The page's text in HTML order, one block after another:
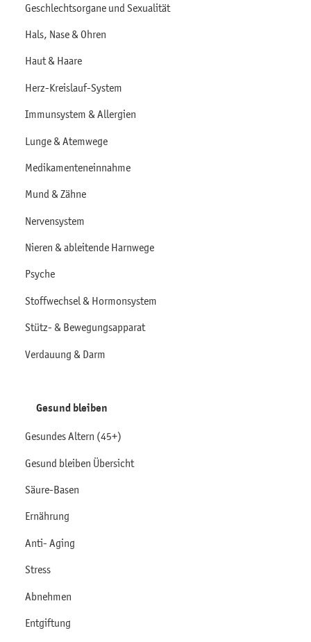
Geschlechtsorgane und Sexualität
Hals, Nase & Ohren
Haut & Haare
Herz-Kreislauf-System
Immunsystem & Allergien
Lunge & Atemwege
Medikamenteneinnahme
Mund & Zähne
Nervensystem
Nieren & ableitende Harnwege
Psyche
Stoffwechsel & Hormonsystem
Stütz- & Bewegungsapparat
Verdauung & Darm
Gesund bleiben
Gesundes Altern (45+)
Gesund bleiben Übersicht
Säure-Basen
Ernährung
Anti- Aging
Stress
Abnehmen
Entgiftung